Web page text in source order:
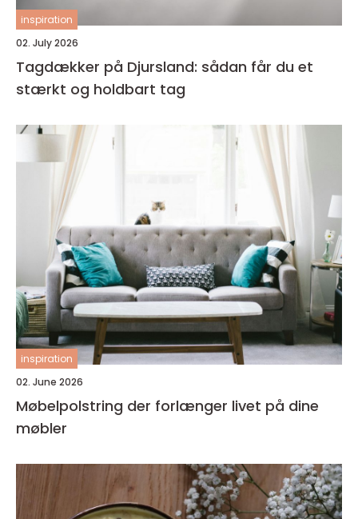
inspiration
02. July 2026
Tagdækker på Djursland: sådan får du et
stærkt og holdbart tag
inspiration
02. June 2026
Møbelpolstring der forlænger livet på dine
møbler